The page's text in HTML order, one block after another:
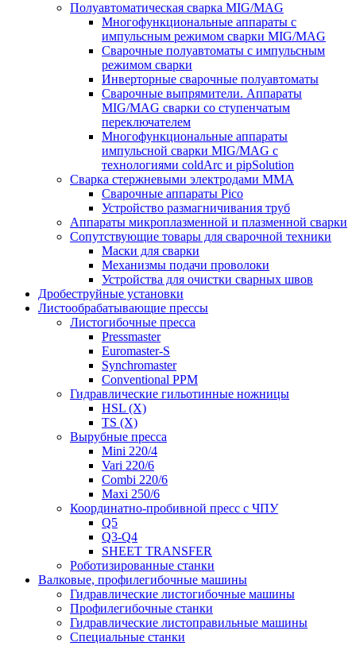
Полуавтоматическая сварка MIG/MAG
Многофункциональные аппараты с
импульсным режимом сварки MIG/MAG
Сварочные полуавтоматы с импульсным
режимом сварки
Инверторные сварочные полуавтоматы
Сварочные выпрямители. Аппараты
MIG/MAG сварки со ступенчатым
переключателем
Многофункциональные аппараты
импульсной сварки MIG/MAG с
технологиями coldArc и pipSolution
Сварка стержневыми электродами MMA
Сварочные аппараты Pico
Устройство размагничивания труб
Аппараты микроплазменной и плазменной сварки
Сопутствующие товары для сварочной техники
Маски для сварки
Механизмы подачи проволоки
Устройства для очистки сварных швов
Дробеструйные установки
Листообрабатывающие прессы
Листогибочные пресса
Pressmaster
Euromaster-S
Synchromaster
Conventional PPM
Гидравлические гильотинные ножницы
HSL (X)
TS (X)
Вырубные пресса
Mini 220/4
Vari 220/6
Combi 220/6
Maxi 250/6
Координатно-пробивной пресс с ЧПУ
Q5
Q3-Q4
SHEET TRANSFER
Роботизированные станки
Валковые, профилегибочные машины
Гидравлические листогибочные машины
Профилегибочные станки
Гидравлические листоправильные машины
Специальные станки